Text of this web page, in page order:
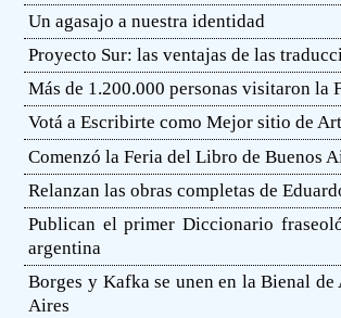
Un agasajo a nuestra identidad
Proyecto Sur: las ventajas de las
Más de 1.200.000 personas visitaron la
Votá a Escribirte como Mejor sitio de
Comenzó la Feria del Libro de Buenos
Relanzan las obras completas de
Publican el primer Diccionario
argentina
Borges y Kafka se unen en la Bienal de
Aires